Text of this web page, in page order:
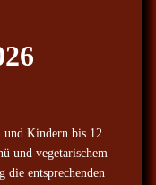
und Kindern bis 12
und vegetarischem
die entsprechenden